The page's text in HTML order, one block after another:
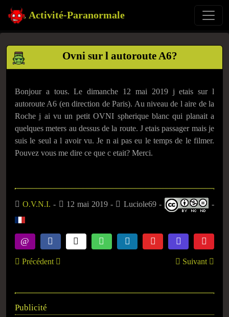
Activité-Paranormale
Ovni sur l autoroute A6?
Bonjour a tous. Le dimanche 12 mai 2019 j etais sur l
autoroute A6 (en direction de Paris). Au niveau de l aire de la
Roche j ai vu un petit OVNI spherique blanc qui planait a
quelques meters au dessus de la route. J etais passager mais je
suis le seul a l avoir vu. Je n ai pas eu le temps de le filmer.
Pouvez vous me dire ce que c etait? Merci.
O.V.N.I. - 12 mai 2019 - Luciole69 - -
Précédent Suivant
Publicité